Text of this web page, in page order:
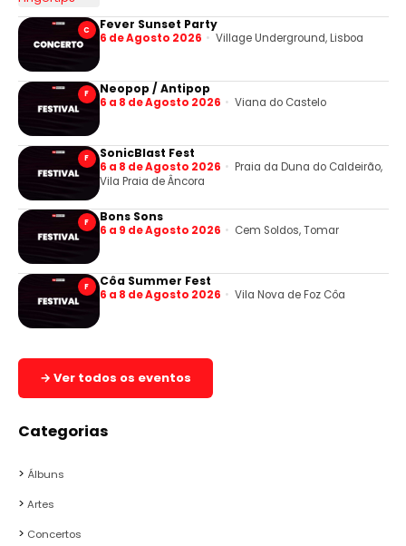
C Fever Sunset Party
6 de Agosto 2026 Village Underground, Lisboa
F Neopop / Antipop
6 a 8 de Agosto 2026 Viana do Castelo
F SonicBlast Fest
6 a 8 de Agosto 2026
Praia da Duna do Caldeirão,
Vila Praia de Âncora
F Bons Sons
6 a 9 de Agosto 2026 Cem Soldos, Tomar
F Côa Summer Fest
6 a 8 de Agosto 2026 Vila Nova de Foz Côa
→ Ver todos os eventos
Categorias
Álbuns
Artes
Concertos